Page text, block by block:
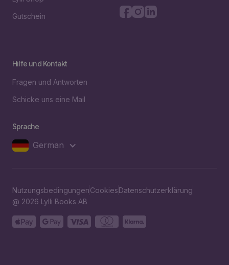
Gutschein
Hilfe und Kontakt
Fragen und Antworten
Schicke uns eine Mail
Sprache
German
NutzungsbedingungenCookiesDatenschutzerklärung
@ 2026 Lylli Books AB